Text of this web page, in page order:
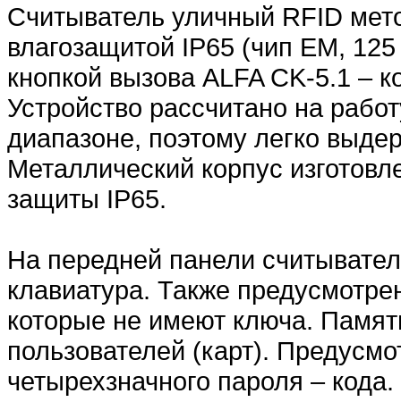
Считыватель уличный RFID
влагозащитой IP65 (чип EM,
кнопкой вызова ALFA CK-5.1 –
Устройство рассчитано на
диапазоне, поэтому легко
Металлический корпус
защиты IP65.
На передней панели
клавиатура. Также
которые не имеют ключа.
пользователей (карт).
четырехзначного пароля – кода.